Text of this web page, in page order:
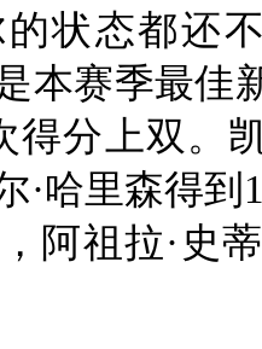
状态都还
本赛季最佳
得分上双。
·哈里森得到
阿祖拉·史